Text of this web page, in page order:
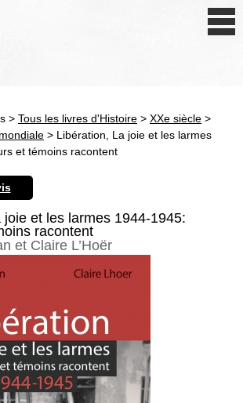
Antiquité
Révolution et XIXe siècle
XXe siècle
Thématiques
> Tous les livres d'Histoire > XXe siècle >
> Libération, La joie et les larmes
et témoins racontent
joie et les larmes 1944-1945:
racontent
et Claire L’Hoër